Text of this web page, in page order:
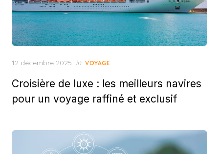
Posted
12 décembre 2025 in VOYAGE
Croisière de luxe : les meilleurs navires
pour un voyage raffiné et exclusif